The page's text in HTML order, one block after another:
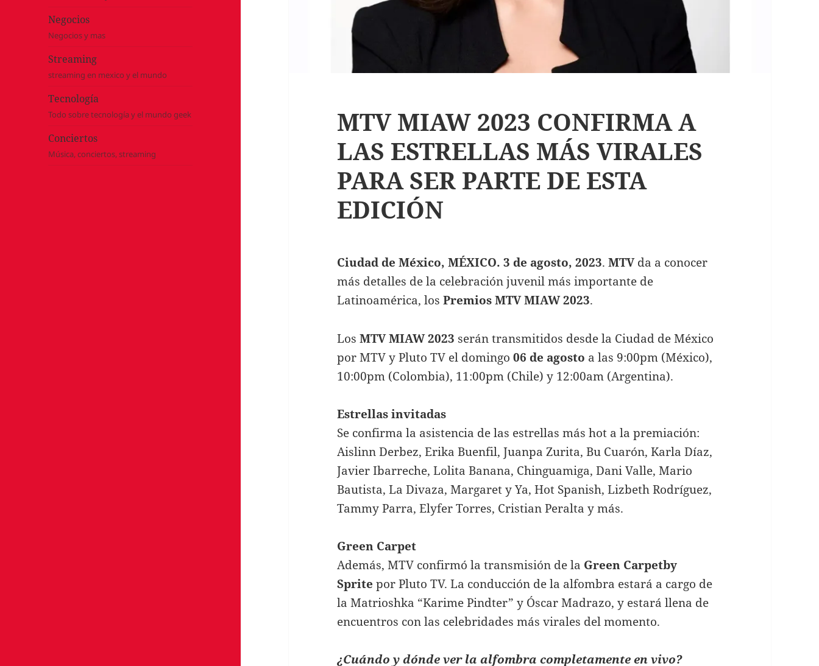
Negocios
Negocios y mas
Streaming
streaming en mexico y el mundo
Tecnología
Todo sobre tecnología y el mundo geek
Conciertos
Música, conciertos, streaming
MTV MIAW 2023 CONFIRMA A
LAS ESTRELLAS MÁS VIRALES
PARA SER PARTE DE ESTA
EDICIÓN
Ciudad de México, MÉXICO. 3 de agosto, 2023.MTVda a conocer
más detalles de la celebración juvenil más importante de
Latinoamérica, losPremios MTV MIAW 2023.
LosMTV MIAW 2023 serán transmitidos desde la Ciudad de México
por MTV y Pluto TV el domingo06 de agosto a las 9:00pm (México),
10:00pm (Colombia), 11:00pm (Chile) y 12:00am (Argentina).
Estrellas invitadas
Se confirma la asistencia de las estrellas más hot a la premiación:
Aislinn Derbez, Erika Buenfil, Juanpa Zurita, Bu Cuarón, Karla Díaz,
Javier Ibarreche, Lolita Banana, Chinguamiga, Dani Valle, Mario
Bautista, La Divaza, Margaret y Ya, Hot Spanish, Lizbeth Rodríguez,
Tammy Parra, Elyfer Torres, Cristian Peralta y más.
Green Carpet
Además, MTV confirmó la transmisión de la Green Carpetby
Sprite por Pluto TV. La conducción de la alfombra estará a cargo de
la Matrioshka “Karime Pindter” y Óscar Madrazo, y estará llena de
encuentros con las celebridades más virales del momento.
¿Cuándo y dónde ver la alfombra completamente en vivo?